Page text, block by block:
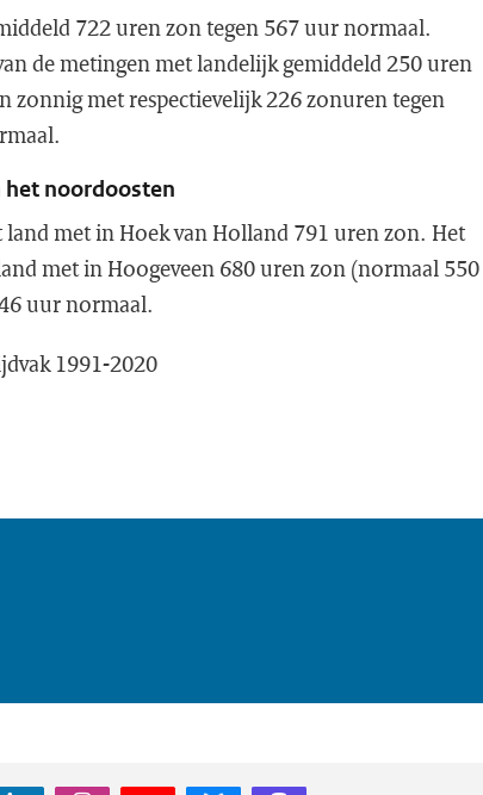
722 uren zon tegen 567 uur normaal.
de metingen met landelijk gemiddeld 250 uren
zonnig met respectievelijk 226 zonuren tegen
noordoosten
met in Hoek van Holland 791 uren zon. Het
met in Hoogeveen 680 uren zon (normaal 550
uur normaal.
1991-2020